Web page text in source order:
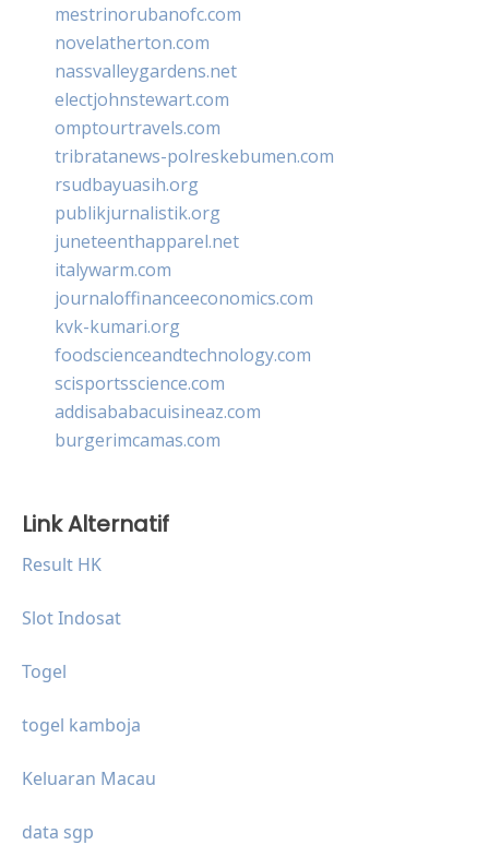
mestrinorubanofc.com
novelatherton.com
nassvalleygardens.net
electjohnstewart.com
omptourtravels.com
tribratanews-polreskebumen.com
rsudbayuasih.org
publikjurnalistik.org
juneteenthapparel.net
italywarm.com
journaloffinanceeconomics.com
kvk-kumari.org
foodscienceandtechnology.com
scisportsscience.com
addisababacuisineaz.com
burgerimcamas.com
Link Alternatif
Result HK
Slot Indosat
Togel
togel kamboja
Keluaran Macau
data sgp